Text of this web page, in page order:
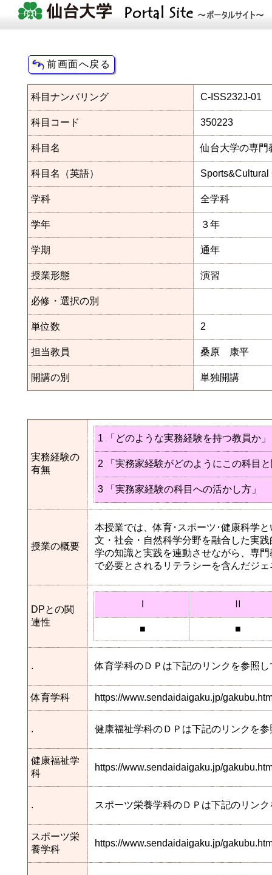
科目ナンバリング C-ISS232J-01
科目コード 350223
科目名 仙台大学の専
科目名（英語）
学科 全学科
学年 ３年
学期 通年
授業形態 演習
必修・選択の別
単位数 2
担当教員 桑原 康平
開講の別 単独開講
実務経験の
有無
1 「どのような実務経験を持つ教員か」
2 「実務家経験がどのようにこの科目
3 「実務家経験の科目への活かし方」
授業の概要
本授業では、体育･スポーツ･健康科学
文・社会・自然科学分野を融合した実
学の知識と実践を連動させながら、専
で必要とされるリテラシーを含んだジ
DPとの関
連性
Ⅰ Ⅱ
■ ■
. 体育学科のＤＰは下記のリンクを参照
体育学科 https://www.sendaidaigaku.jp/
. 健康福祉学科のＤＰは下記のリンクを
健康福祉学
科
https://www.sendaidaigaku.jp/
. スポーツ栄養学科のＤＰは下記のリン
スポーツ栄
養学科
https://www.sendaidaigaku.jp/